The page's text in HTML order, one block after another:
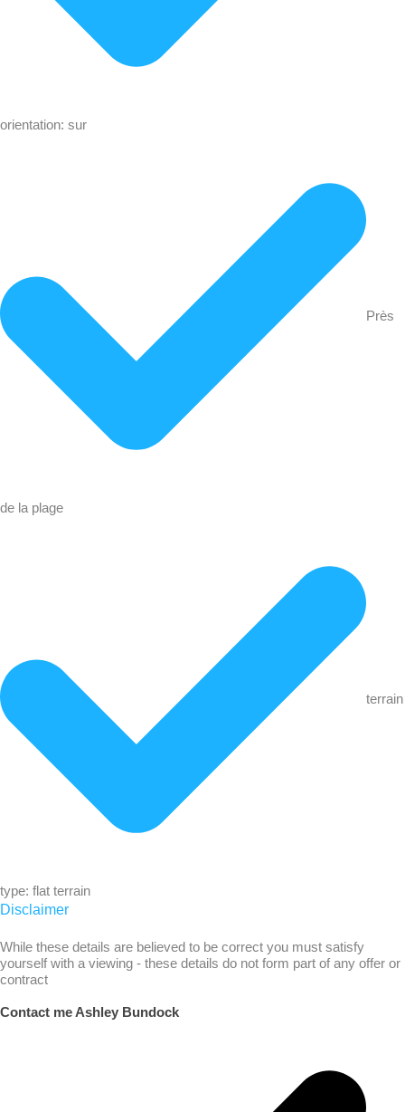
orientation: sur
Près
de la plage
terrain
type: flat terrain
Disclaimer
While these details are believed to be correct you must satisfy
yourself with a viewing - these details do not form part of any offer or
contract
Contact me Ashley Bundock